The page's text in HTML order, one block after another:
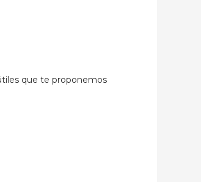
que te proponemos